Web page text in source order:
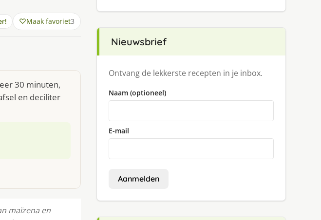
Maak favoriet3
30 minuten,
en deciliter
maïzena en
Nieuwsbrief
Ontvang de lekkerste recepten in je inbox.
Naam (optioneel)
E-mail
Aanmelden